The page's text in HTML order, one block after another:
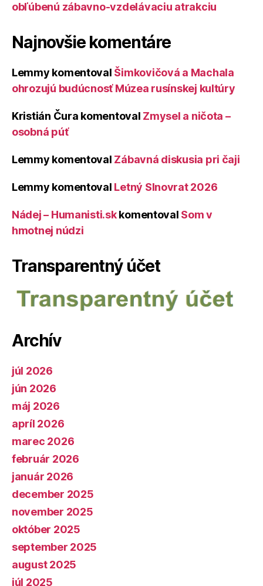
obľúbenú zábavno-vzdelávaciu atrakciu
Najnovšie komentáre
Lemmy komentoval Šimkovičová a Machala
ohrozujú budúcnosť Múzea rusínskej kultúry
Kristián Čura komentoval Zmysel a ničota –
osobná púť
Lemmy komentoval Zábavná diskusia pri čaji
Lemmy komentoval Letný Slnovrat 2026
Nádej – Humanisti.skkomentoval Som v
hmotnej núdzi
Transparentný účet
Archív
júl 2026
jún 2026
máj 2026
apríl 2026
marec 2026
február 2026
január 2026
december 2025
november 2025
október 2025
september 2025
august 2025
júl 2025